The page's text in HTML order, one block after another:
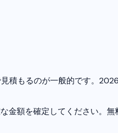
積もるのが一般的です。
金額を確定してください。